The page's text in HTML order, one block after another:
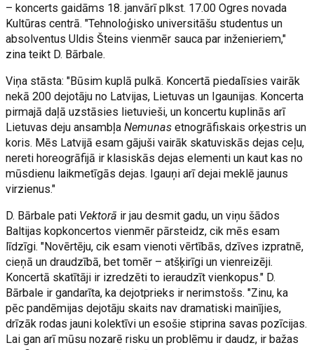
– koncerts gaidāms 18. janvārī plkst. 17.00 Ogres novada
Kultūras centrā. "Tehnoloģisko universitāšu studentus un
absolventus Uldis Šteins vienmēr sauca par inženieriem,"
zina teikt D. Bārbale.
Viņa stāsta: "Būsim kuplā pulkā. Koncertā piedalīsies vairāk
nekā 200 dejotāju no Latvijas, Lietuvas un Igaunijas. Koncerta
pirmajā daļā uzstāsies lietuvieši, un koncertu kuplinās arī
Lietuvas deju ansambļaNemunas etnogrāfiskais orķestris un
koris. Mēs Latvijā esam gājuši vairāk skatuviskās dejas ceļu,
nereti horeogrāfijā ir klasiskās dejas elementi un kaut kas no
mūsdienu laikmetīgās dejas. Igauņi arī dejai meklē jaunus
virzienus."
D. Bārbale pati Vektorā ir jau desmit gadu, un viņu šādos
Baltijas kopkoncertos vienmēr pārsteidz, cik mēs esam
līdzīgi. "Novērtēju, cik esam vienoti vērtībās, dzīves izpratnē,
cieņā un draudzībā, bet tomēr – atšķirīgi un vienreizēji.
Koncertā skatītāji ir izredzēti to ieraudzīt vienkopus." D.
Bārbale ir gandarīta, ka dejotprieks ir nerimstošs. "Zinu, ka
pēc pandēmijas dejotāju skaits nav dramatiski mainījies,
drīzāk rodas jauni kolektīvi un esošie stiprina savas pozīcijas.
Lai gan arī mūsu nozarē risku un problēmu ir daudz, ir bažas